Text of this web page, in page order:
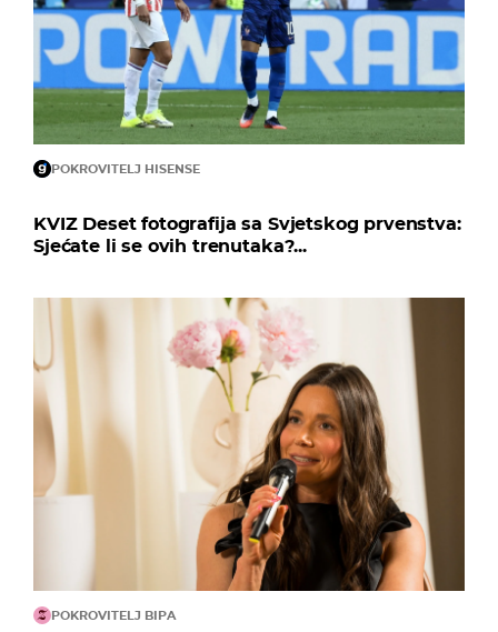
POKROVITELJ HISENSE
KVIZ Deset fotografija sa Svjetskog prvenstva:
Sjećate li se ovih trenutaka?...
POKROVITELJ BIPA